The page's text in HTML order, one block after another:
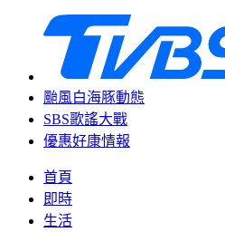
颱風白海豚動態
SBS歌謠大戰
優惠好康情報
首頁
即時
生活